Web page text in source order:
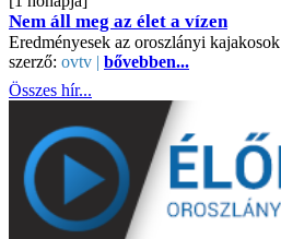
Nem áll meg az élet a vízen
Eredményesek az oroszlányi kajakosok
szerző: ovtv | bővebben...
Összes hír...